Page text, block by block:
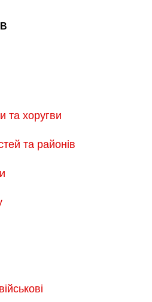
та хоругви
та районів